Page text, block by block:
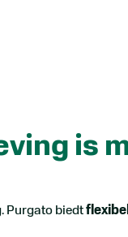
is
Purgato biedt